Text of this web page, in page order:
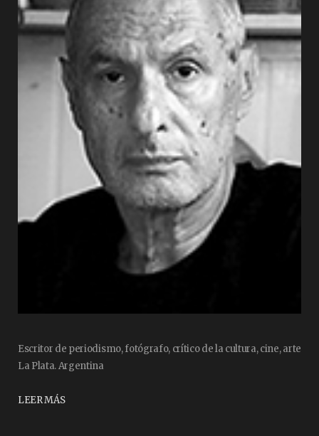
Escritor de periodismo, fotógrafo, crítico de la cultura, cine, arte
La Plata. Argentina
LEER MÁS